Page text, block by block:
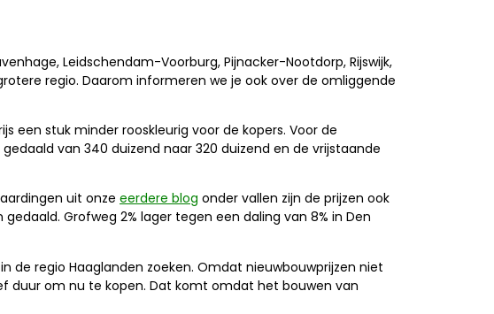
Leidschendam-Voorburg, Pijnacker-Nootdorp, Rijswijk,
regio. Daarom informeren we je ook over de omliggende
een stuk minder rooskleurig voor de kopers. Voor de
van 340 duizend naar 320 duizend en de vrijstaande
uit onze eerdere blog onder vallen zijn de prijzen ook
Grofweg 2% lager tegen een daling van 8% in Den
de regio Haaglanden zoeken. Omdat nieuwbouwprijzen niet
duur om nu te kopen. Dat komt omdat het bouwen van